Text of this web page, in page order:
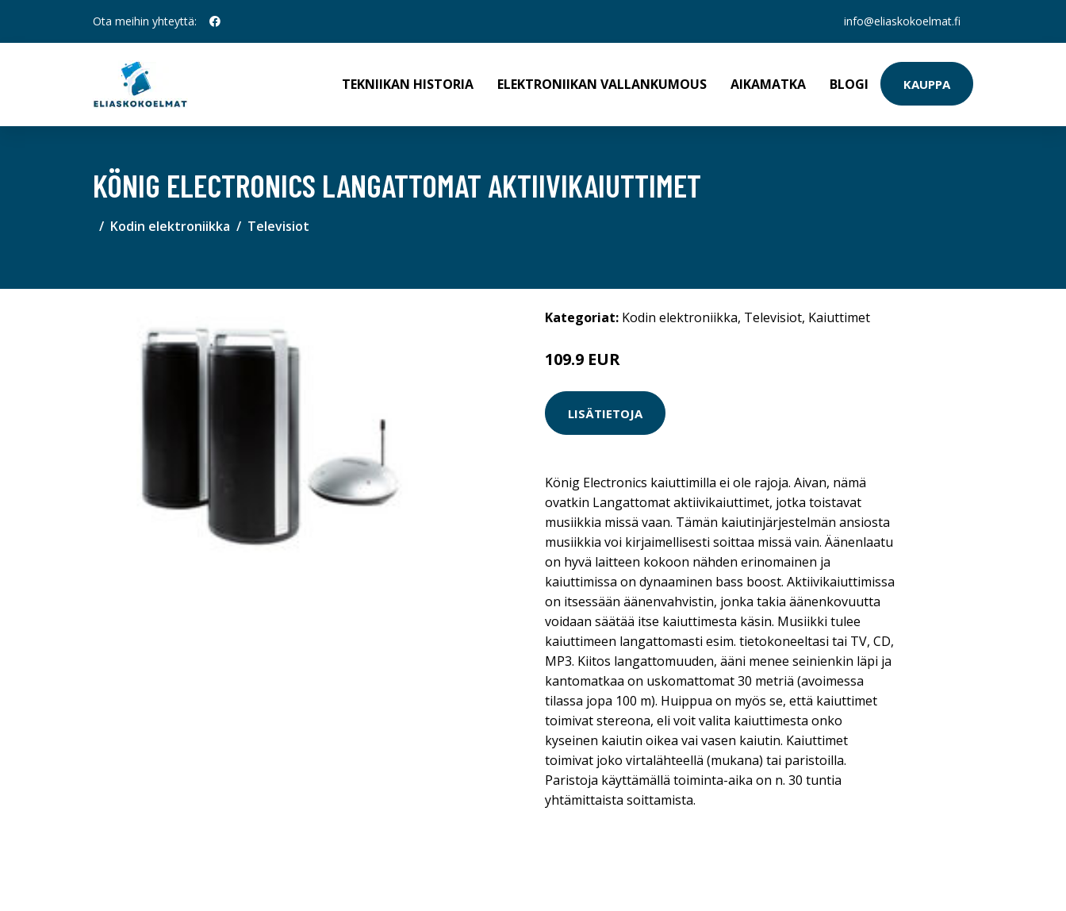
Ota meihin yhteyttä: info@eliaskokoelmat.fi
TEKNIIKAN HISTORIA ELEKTRONIIKAN VALLANKUMOUS AIKAMATKA BLOGI KAUPPA
KÖNIG ELECTRONICS LANGATTOMAT AKTIIVIKAIUTTIMET
Kodin elektroniikka Televisiot
Kategoriat: Kodin elektroniikka, Televisiot, Kaiuttimet
109.9 EUR
LISÄTIETOJA
König Electronics kaiuttimilla ei ole rajoja. Aivan, nämä
ovatkin Langattomat aktiivikaiuttimet, jotka toistavat
musiikkia missä vaan. Tämän kaiutinjärjestelmän ansiosta
musiikkia voi kirjaimellisesti soittaa missä vain. Äänenlaatu
on hyvä laitteen kokoon nähden erinomainen ja
kaiuttimissa on dynaaminen bass boost. Aktiivikaiuttimissa
on itsessään äänenvahvistin, jonka takia äänenkovuutta
voidaan säätää itse kaiuttimesta käsin. Musiikki tulee
kaiuttimeen langattomasti esim. tietokoneeltasi tai TV, CD,
MP3. Kiitos langattomuuden, ääni menee seinienkin läpi ja
kantomatkaa on uskomattomat 30 metriä (avoimessa
tilassa jopa 100 m). Huippua on myös se, että kaiuttimet
toimivat stereona, eli voit valita kaiuttimesta onko
kyseinen kaiutin oikea vai vasen kaiutin. Kaiuttimet
toimivat joko virtalähteellä (mukana) tai paristoilla.
Paristoja käyttämällä toiminta-aika on n. 30 tuntia
yhtämittaista soittamista.